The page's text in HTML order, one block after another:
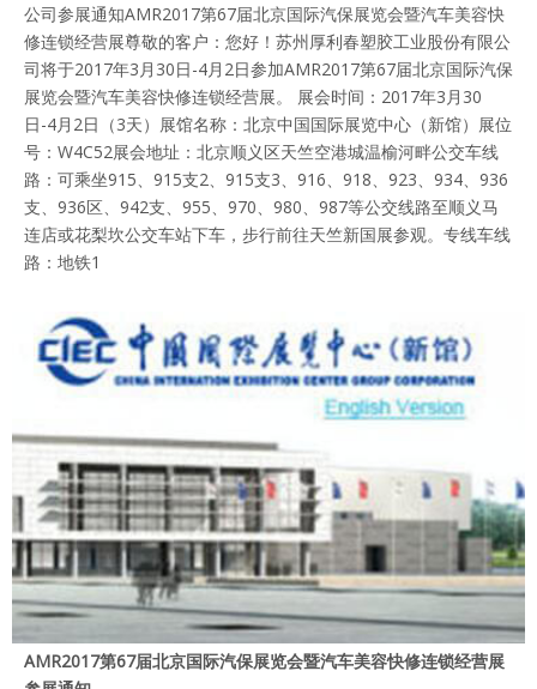
公司参展通知AMR2017第67届北京国际汽保展览会暨汽车美容快
修连锁经营展尊敬的客户：您好！苏州厚利春塑胶工业股份有限公
司将于2017年3月30日-4月2日参加AMR2017第67届北京国际汽保
展览会暨汽车美容快修连锁经营展。 展会时间：2017年3月30
日-4月2日（3天）展馆名称：北京中国国际展览中心（新馆）展位
号：W4C52展会地址：北京顺义区天竺空港城温榆河畔公交车线
路：可乘坐915、915支2、915支3、916、918、923、934、936
支、936区、942支、955、970、980、987等公交线路至顺义马
连店或花梨坎公交车站下车，步行前往天竺新国展参观。专线车线
路：地铁1
AMR2017第67届北京国际汽保展览会暨汽车美容快修连锁经营展